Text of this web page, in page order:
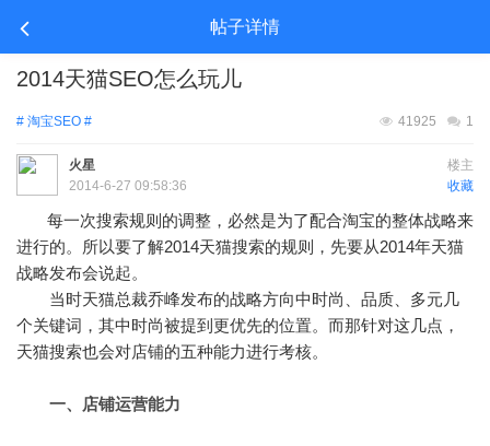
帖子详情
2014天猫SEO怎么玩儿
# 淘宝SEO # 1
41925
楼主
火星
收藏
2014-6-27 09:58:36
每一次搜索规则的调整，必然是为了配合淘宝的整体战略来
进行的。所以要了解2014天猫搜索的规则，先要从2014年天猫
战略发布会说起。
当时天猫总裁乔峰发布的战略方向中时尚、品质、多元几
个关键词，其中时尚被提到更优先的位置。而那针对这几点，
天猫搜索也会对店铺的五种能力进行考核。
一、店铺运营能力